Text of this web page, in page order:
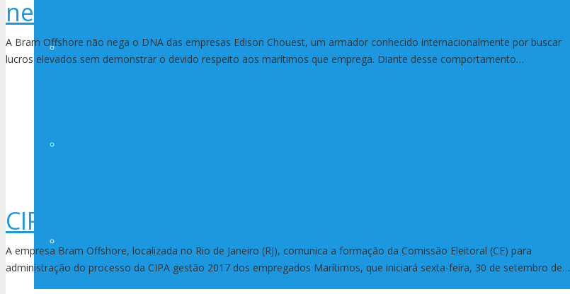
Estatuto
necessita!
A Bram Offshore não nega o DNA das empresas Edison Chouest, um armador conhecido internacionalmente por buscar
lucros elevados sem demonstrar o devido respeito aos marítimos que emprega. Diante desse comportamento…
CIPA Bram 2017
A empresa Bram Offshore, localizada no Rio de Janeiro (RJ), comunica a formação da Comissão Eleitoral (CE) para
administração do processo da CIPA gestão 2017 dos empregados Marítimos, que iniciará sexta-feira, 30 de setembro de…